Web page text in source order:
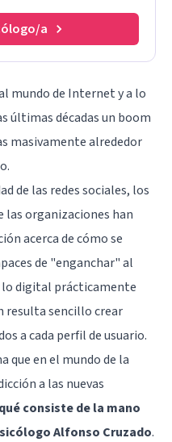
a
mundo de Internet y a lo
últimas décadas un boom
masivamente alrededor
de las redes sociales, los
las organizaciones han
acerca de cómo se
de "enganchar" al
lo digital prácticamente
resulta sencillo crear
a cada perfil de usuario.
que en el mundo de la
a las nuevas
consiste de la mano
Alfonso Cruzado.